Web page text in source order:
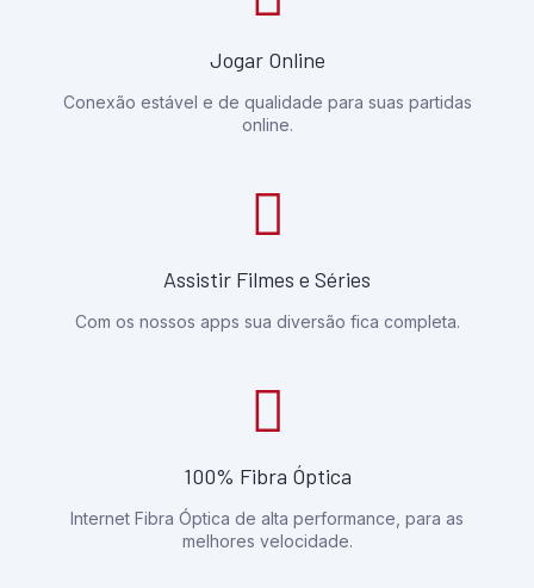
Jogar Online
Conexão estável e de qualidade para suas partidas
online.
Assistir Filmes e Séries
Com os nossos apps sua diversão fica completa.
100% Fibra Óptica
Internet Fibra Óptica de alta performance, para as
melhores velocidade.